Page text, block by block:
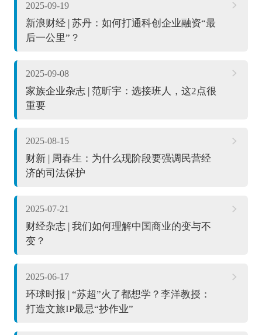
2025-09-19
新浪财经 | 苏丹：如何打通科创企业融资“最
后一公里”？
2025-09-08
家族企业杂志 | 范昕宇：选接班人，这2点很
重要
2025-08-15
财新 | 周春生：为什么现阶段要强调民营经
济的司法保护
2025-07-21
财经杂志 | 我们如何理解中国商业的变与不
变？
2025-06-17
环球时报 | “苏超”火了都想学？李洋教授：
打造文旅IP最忌“抄作业”